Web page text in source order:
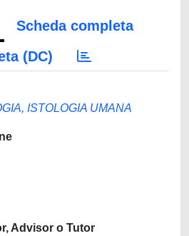
Scheda completa
(DC)
ISTOLOGIA UMANA
Advisor o Tutor